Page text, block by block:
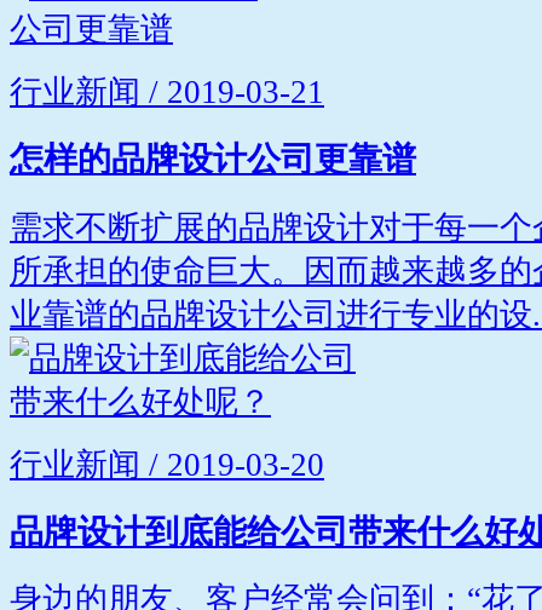
行业新闻 / 2019-03-21
怎样的品牌设计公司更靠谱
需求不断扩展的品牌设计对于每一
所承担的使命巨大。因而越来越多
业靠谱的品牌设计公司进行专业的设
行业新闻 / 2019-03-20
品牌设计到底能给公司带来什么好
身边的朋友、客户经常会问到：“花